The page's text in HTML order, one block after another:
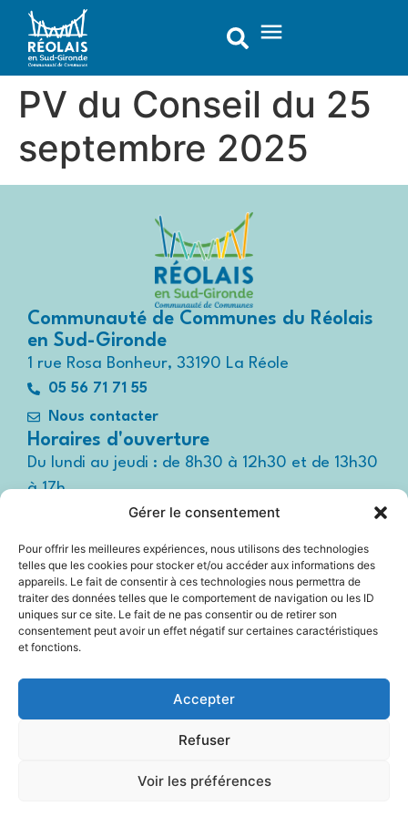
Gérer le consentement
Pour offrir les meilleures expériences, nous utilisons des technologies
telles que les cookies pour stocker et/ou accéder aux informations des
appareils. Le fait de consentir à ces technologies nous permettra de
traiter des données telles que le comportement de navigation ou les ID
uniques sur ce site. Le fait de ne pas consentir ou de retirer son
consentement peut avoir un effet négatif sur certaines caractéristiques
et fonctions.
Accepter
Refuser
Voir les préférences
principal
PV du Conseil du 25
septembre 2025
Communauté de Communes du Réolais
en Sud-Gironde
1 rue Rosa Bonheur, 33190 La Réole
05 56 71 71 55
Nous contacter
Horaires d'ouverture
Du lundi au jeudi : de 8h30 à 12h30 et de 13h30
à 17h
Le vendredi : de 8h30 à 12h30 et de 13h30 à
Suivez-nous !
Espace
presse
Mentions légales
Plan du site
Politique Cookies (UE)